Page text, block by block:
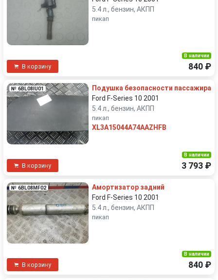
5.4 л., бензин, АКПП
пикап
В корзину
В наличии
840 ₽
№ 6BL08IU01
Подушка безопасности пассажира
Ford F-Series 10 2001
5.4 л., бензин, АКПП
пикап
XL3A15044A74AAZHFB
В корзину
В наличии
3 793 ₽
№ 6BL08MF02
Амортизатор задний
Ford F-Series 10 2001
5.4 л., бензин, АКПП
пикап
В корзину
В наличии
840 ₽